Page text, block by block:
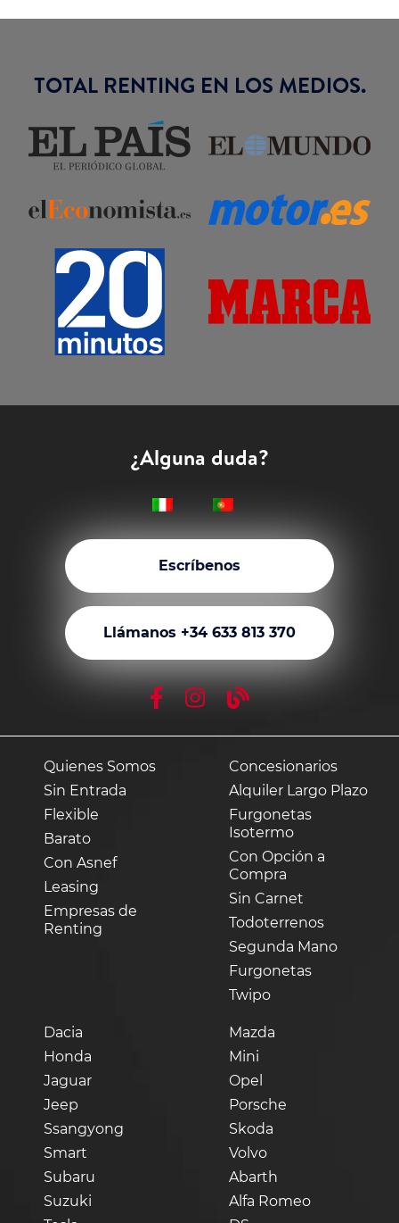
TOTAL RENTING EN LOS MEDIOS.
¿Alguna duda?
Escríbenos
Llámanos +34 633 813 370
Quienes Somos
Sin Entrada
Flexible
Barato
Con Asnef
Leasing
Empresas de
Renting
Dacia
Honda
Jaguar
Jeep
Ssangyong
Smart
Subaru
Suzuki
Mazda
Mini
Opel
Porsche
Skoda
Volvo
Abarth
Alfa Romeo
Concesionarios
Alquiler Largo Plazo
Furgonetas
Isotermo
Con Opción a
Compra
Sin Carnet
Todoterrenos
Segunda Mano
Furgonetas
Twipo